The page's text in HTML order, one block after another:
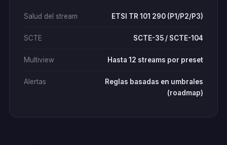
Salud del stream ETSI TR 101 290 (P1/P2/P3)
SCTE SCTE-35 / SCTE-104
Multiview Hasta 12 streams por preset
Alertas
Reglas basadas en umbrales
(roadmap)